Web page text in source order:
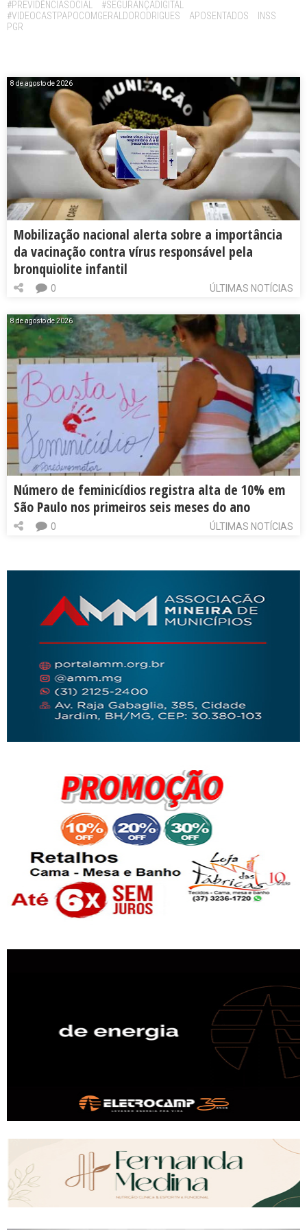
#PREVIDÊNCIASOCIAL
#SEGURANÇADIGITAL
#VIDEOCASTPAPOCOMGERALDORODRIGUES
APOSENTADOS
INSS
PGR
8 de agosto de 2026
Mobilização nacional alerta sobre a importância
da vacinação contra vírus responsável pela
bronquiolite infantil
ÚLTIMAS NOTÍCIAS
0
8 de agosto de 2026
Número de feminicídios registra alta de 10% em
São Paulo nos primeiros seis meses do ano
ÚLTIMAS NOTÍCIAS
0